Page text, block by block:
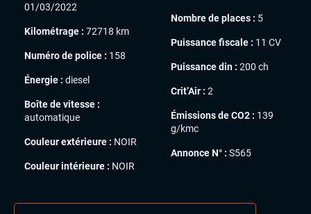
01/03/2022
Kilométrage : 72718 km
Numéro de police : 158
Énergie : diesel
Boîte de vitesse :
automatique
Couleur extérieure : NOIR
Couleur intérieure : NOIR
Nombre de places : 5
Puissance fiscale : 11 CV
Puissance din : 200 ch
Crit’Air : 2
Émissions de CO2 : 139
g/kmc
Annonce N° : S565